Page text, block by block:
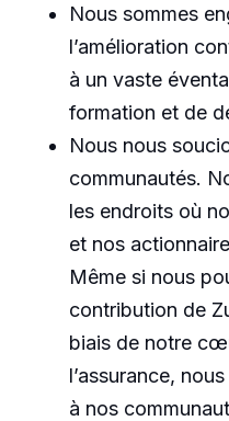
Nous sommes
l’amélioration
à un vaste
formation et de
Nous nous
communautés.
les endroits où
et nos
Même si nous
contribution de
biais de notre
l’assurance,
à nos